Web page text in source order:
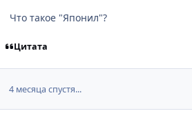
Что такое "Японил"?
Цитата
4 месяца спустя...